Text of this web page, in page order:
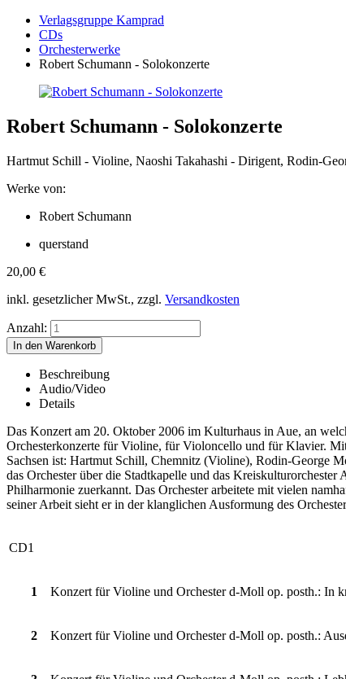
Verlagsgruppe Kamprad
CDs
Orchesterwerke
Robert Schumann - Solokonzerte
Robert Schumann - Solokonzerte
Hartmut Schill - Violine, Naoshi Takahashi - Dirigent, Rodin-
Werke von:
Robert Schumann
querstand
20,00 €
inkl. gesetzlicher MwSt., zzgl. Versandkosten
Anzahl:
Beschreibung
Audio/Video
Details
Das Konzert am 20. Oktober 2006 im Kulturhaus in Aue, an
Orchesterkonzerte für Violine, für Violoncello und für Klavier.
Sachsen ist: Hartmut Schill, Chemnitz (Violine), Rodin-George
das Orchester über die Stadtkapelle und das
Philharmonie zuerkannt. Das Orchester arbeitete mit vielen
seiner Arbeit sieht er in der klanglichen Ausformung des
CD1
1 Konzert für Violine und Orchester d-Moll op. posth.: In
2 Konzert für Violine und Orchester d-Moll op. posth.: